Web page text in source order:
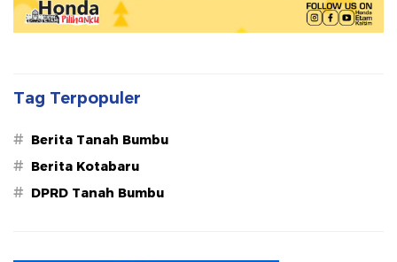
Tag Terpopuler
# Berita Tanah Bumbu
# Berita Kotabaru
# DPRD Tanah Bumbu